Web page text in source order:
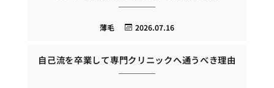
2026.07.16
薄毛
自己流を卒業して専門クリニックへ通うべき理由